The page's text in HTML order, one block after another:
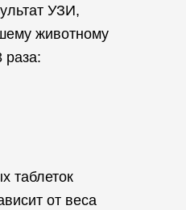
УЗИ,
животному
раза:
таблеток
от веса